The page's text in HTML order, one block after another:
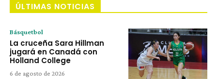
ÚLTIMAS NOTICIAS
Básquetbol
La cruceña Sara Hillman
jugará en Canadá con
Holland College
6 de agosto de 2026